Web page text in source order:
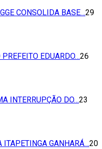
CONSOLIDA BASE…29
EDUARDO…26
INTERRUPÇÃO DO…23
ITAPETINGA GANHARÁ…20